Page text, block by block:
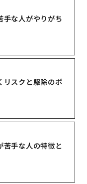
手な人がやりがち
リスクと駆除のポ
苦手な人の特徴と